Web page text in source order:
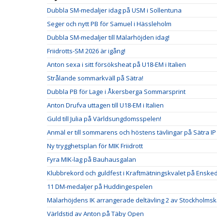
Dubbla SM-medaljer idag på USM i Sollentuna
Seger och nytt PB för Samuel i Hässleholm
Dubbla SM-medaljer till Mälarhöjden idag!
Friidrotts-SM 2026 är igång!
Anton sexa i sitt försöksheat på U18-EM i Italien
Strålande sommarkväll på Sätra!
Dubbla PB för Lage i Åkersberga Sommarsprint
Anton Drufva uttagen till U18-EM i Italien
Guld till Julia på Världsungdomsspelen!
Anmäl er till sommarens och höstens tävlingar på Sätra IP
Ny trygghetsplan för MIK Friidrott
Fyra MIK-lag på Bauhausgalan
Klubbrekord och guldfest i Kraftmätningskvalet på
11 DM-medaljer på Huddingespelen
Mälarhöjdens IK arrangerade deltävling 2 av
Världstid av Anton på Täby Open